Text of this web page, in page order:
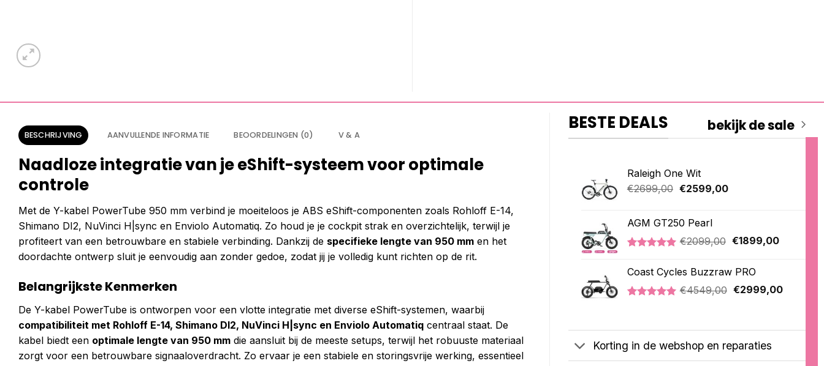
BESCHRIJVING AANVULLENDE INFORMATIE BEOORDELINGEN (0) V & A
Naadloze integratie van je eShift-systeem voor optimale
controle
Met de Y-kabel PowerTube 950 mm verbind je moeiteloos je ABS eShift-componenten zoals Rohloff E-14,
Shimano DI2, NuVinci H|sync en Enviolo Automatiq. Zo houd je je cockpit strak en overzichtelijk, terwijl je
profiteert van een betrouwbare en stabiele verbinding. Dankzij de specifieke lengte van 950 mm en het
doordachte ontwerp sluit je eenvoudig aan zonder gedoe, zodat jij je volledig kunt richten op de rit.
Belangrijkste Kenmerken
De Y-kabel PowerTube is ontworpen voor een vlotte integratie met diverse eShift-systemen, waarbij
compatibiliteit met Rohloff E-14, Shimano DI2, NuVinci H|sync en Enviolo Automatiq centraal staat. De
kabel biedt een optimale lengte van 950 mm die aansluit bij de meeste setups, terwijl het robuuste materiaal
zorgt voor een betrouwbare signaaloverdracht. Zo ervaar je een stabiele en storingsvrije werking, essentieel
BESTE DEALS bekijk de sale
Raleigh One Wit
€2699,00 Oorspronkelijke
€2699,00.
€2599,00Huidige
AGM GT250 Pearl
5.00
op 5
gebaseerd
op
klantbeoordelingen
€2099,00 Oorspronkelijke
€2099,00.
€1899,00Huidige
Coast Cycles Buzzraw PRO
klantbeoordeling
€4549,00 Oorspronkelijke
€2999,00Huidige
Korting in de webshop en reparaties